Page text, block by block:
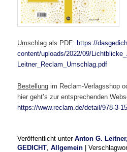
Umschlag als PDF: https://
content/uploads/2022/09/
Leitner_Reclam_Umschlag.pdf
Bestellung im Reclam-Verlagsshop
hier geht’s zur entsprechenden
https://www.reclam.de/detail/978-3-
Veröffentlicht unter Anton G.
GEDICHT ,Allgemein |